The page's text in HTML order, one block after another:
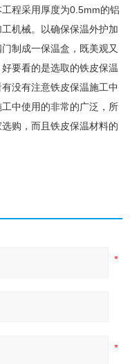
程采用厚度为0.5mm的铝
机械。以确保保温外护加
制成一保温盒，既美观又
要看的是选取的铁皮保温
没有注意铁皮保温施工中
中使用的非常的广泛，所
购，而且铁皮保温材料的